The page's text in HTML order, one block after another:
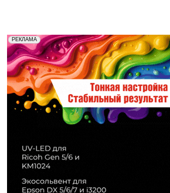
РЕКЛАМА
Реклама. Рекламодатель ООО "Передовые Системы
Печати" erid: 2SDnjd2d4Qz